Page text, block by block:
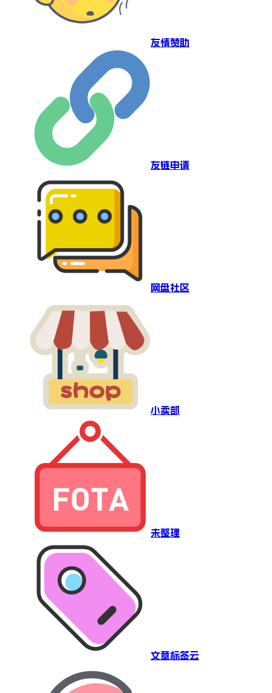
友情赞助
友链申请
网盘社区
小卖部
未整理
文章标签云